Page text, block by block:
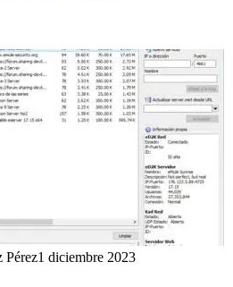
Pérez1 diciembre 2023